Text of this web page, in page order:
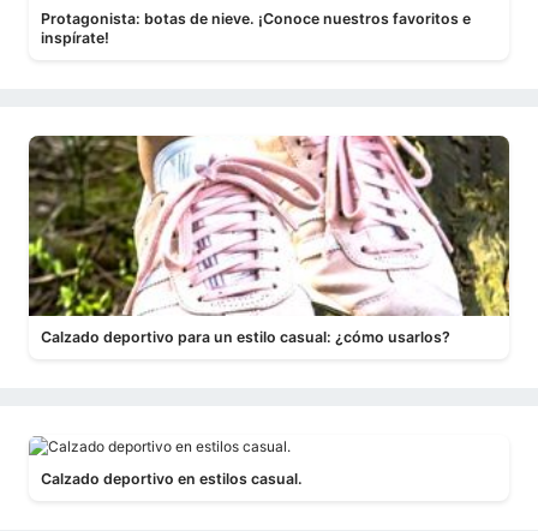
Protagonista: botas de nieve. ¡Conoce nuestros favoritos e
inspírate!
Calzado deportivo para un estilo casual: ¿cómo usarlos?
Calzado deportivo en estilos casual.